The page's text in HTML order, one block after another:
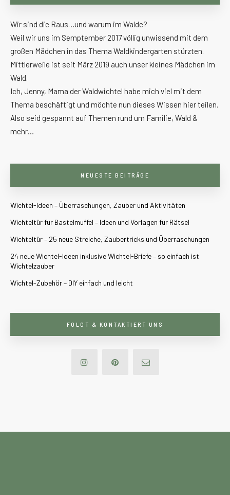
Wir sind die Raus…und warum im Walde?
Weil wir uns im Semptember 2017 völlig unwissend mit dem
großen Mädchen in das Thema Waldkindergarten stürzten.
Mittlerweile ist seit März 2019 auch unser kleines Mädchen im
Wald.
Ich, Jenny, Mama der Waldwichtel habe mich viel mit dem
Thema beschäftigt und möchte nun dieses Wissen hier teilen.
Also seid gespannt auf Themen rund um Familie, Wald &
mehr…
NEUESTE BEITRÄGE
Wichtel-Ideen – Überraschungen, Zauber und Aktivitäten
Wichteltür für Bastelmuffel – Ideen und Vorlagen für Rätsel
Wichteltür – 25 neue Streiche, Zaubertricks und Überraschungen
24 neue Wichtel-Ideen inklusive Wichtel-Briefe – so einfach ist
Wichtelzauber
Wichtel-Zubehör – DIY einfach und leicht
FOLGT & KONTAKTIERT UNS